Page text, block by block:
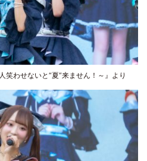
笑わせないと“夏”来ません！～』より